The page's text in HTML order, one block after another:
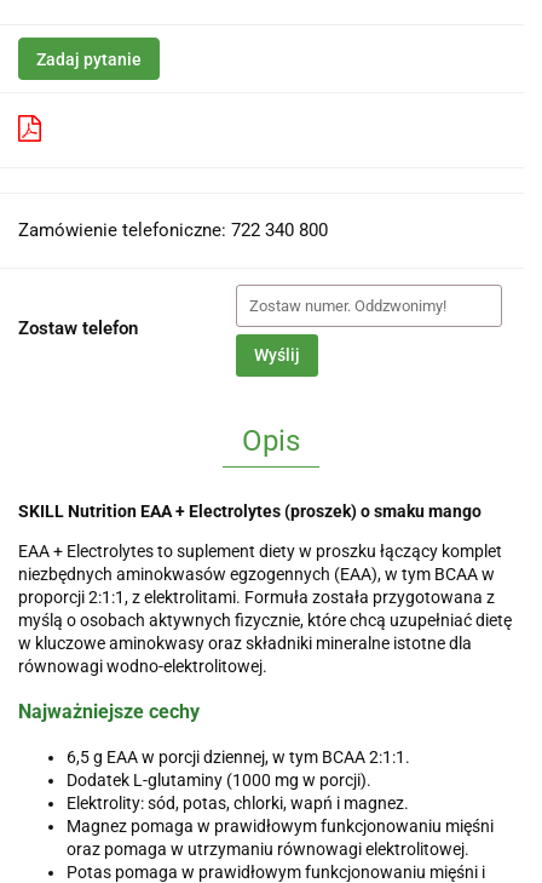
Zadaj pytanie
Zamówienie telefoniczne: 722 340 800
Zostaw telefon
Wyślij
Opis
SKILL Nutrition EAA + Electrolytes (proszek) o smaku mango
EAA + Electrolytes to suplement diety w proszku łączący komplet
niezbędnych aminokwasów egzogennych (EAA), w tym BCAA w
proporcji 2:1:1, z elektrolitami. Formuła została przygotowana z
myślą o osobach aktywnych fizycznie, które chcą uzupełniać dietę
w kluczowe aminokwasy oraz składniki mineralne istotne dla
równowagi wodno-elektrolitowej.
Najważniejsze cechy
6,5 g EAA w porcji dziennej, w tym BCAA 2:1:1.
Dodatek L-glutaminy (1000 mg w porcji).
Elektrolity: sód, potas, chlorki, wapń i magnez.
Magnez pomaga w prawidłowym funkcjonowaniu mięśni
oraz pomaga w utrzymaniu równowagi elektrolitowej.
Potas pomaga w prawidłowym funkcjonowaniu mięśni i